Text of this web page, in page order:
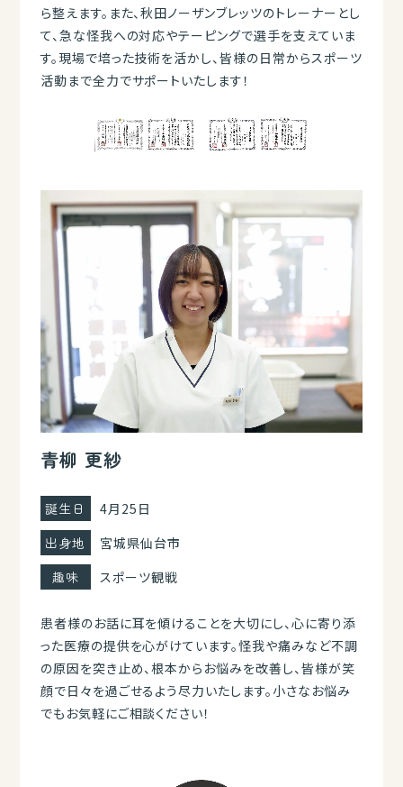
ら整えます。また、秋田ノーザンブレッツのトレーナーとし
て、急な怪我への対応やテーピングで選手を支えていま
す。現場で培った技術を活かし、皆様の日常からスポーツ
活動まで全力でサポートいたします！
青柳 更紗
誕生日
4月25日
出身地
宮城県仙台市
趣味
スポーツ観戦
患者様のお話に耳を傾けることを大切にし、心に寄り添
った医療の提供を心がけています。怪我や痛みなど不調
の原因を突き止め、根本からお悩みを改善し、皆様が笑
顔で日々を過ごせるよう尽力いたします。小さなお悩み
でもお気軽にご相談ください！